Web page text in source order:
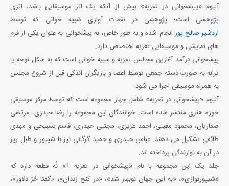
آلبوم «پیشخوانی در تعزیه» بیش از آنکه یک اثر موسیقایی باشد، اثری
پژوهشی است؛ پژوهشی در نغمات آوازی شبیه خوانی که توسط
اردشیر صالح پور انجام شده و به طور خاص، به پیشخوانی به عنوان یکی از فرم
های نمایشی و موسیقایی تعزیه اختصاص دارد.
پیشخوانی درآمد آغازین مجالس تعزیه و شبیه خوانی است که به شکل نوحه یا
ترانه به صورت دسته جمعی توسط اعضا و بازیگران اندکی قبل از شروع مجلس
به همراه موسیقی اجرا می شود.
آلبوم «پیشخوانی در تعزیه» شامل چهار مجموعه است که توسط مرکز موسیقی
حوزه هنری منتشر شده است. خوانندگان این مجموعه را رضا حیدری، مرتضی
صفاریان، محمود معینی، احمد عزیزی، مجتبی حیدری، قاسم تسبیحی و مهدی
طائفی تشکیل می دهند. عباس حیدری و حمید گرگانی نیز با شیپور و طبل ریز
در آن به نوازندگی پرداخته اند.
جلد یک این مجموعه با نام «پیشخوانی در تعزیه 1» نُه قطعه دارد که
«شیپورنوازی»، «به این جهان نوبهار شد»، «در کنج زندان»، «گفتا حُرّ دلاور»،